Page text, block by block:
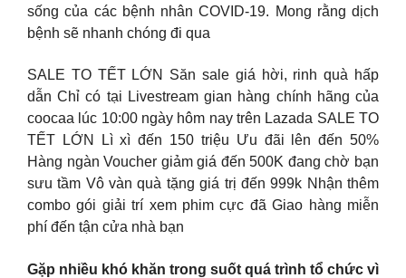
sống của các bệnh nhân COVID-19. Mong rằng dịch
bệnh sẽ nhanh chóng đi qua
SALE TO TẾT LỚN Săn sale giá hời, rinh quà hấp
dẫn Chỉ có tại Livestream gian hàng chính hãng của
coocaa lúc 10:00 ngày hôm nay trên Lazada SALE TO
TẾT LỚN Lì xì đến 150 triệu Ưu đãi lên đến 50%
Hàng ngàn Voucher giảm giá đến 500K đang chờ bạn
sưu tầm Vô vàn quà tặng giá trị đến 999k Nhận thêm
combo gói giải trí xem phim cực đã Giao hàng miễn
phí đến tận cửa nhà bạn
Gặp nhiều khó khăn trong suốt quá trình tổ chức vì